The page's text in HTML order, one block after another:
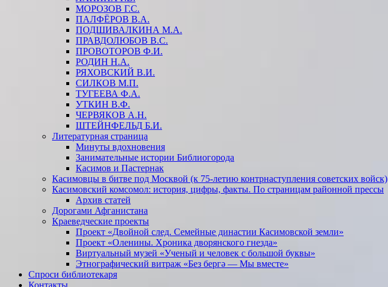
МОРОЗОВ Г.С.
ПАЛФЁРОВ В.А.
ПОДШИВАЛКИНА М.А.
ПРАВДОЛЮБОВ В.С.
ПРОВОТОРОВ Ф.И.
РОДИН Н.А.
РЯХОВСКИЙ В.И.
СИЛКОВ М.П.
ТУГЕЕВА Ф.А.
УТКИН В.Ф.
ЧЕРВЯКОВ А.Н.
ШТЕЙНФЕЛЬД Б.И.
Литературная страница
Минуты вдохновения
Занимательные истории Библиогорода
Касимов и Пастернак
Касимовцы в битве под Москвой (к 75-летию контрнаступления советских войск)
Касимовский комсомол: история, цифры, факты. По страницам районной прессы
Архив статей
Дорогами Афганистана
Краеведческие проекты
Проект «Двойной след. Семейные династии Касимовской земли»
Проект «Оленины. Хроника дворянского гнезда»
Виртуальный музей «Ученый и человек с большой буквы»
Этнографический витраж «Без бергə — Мы вместе»
Спроси библиотекаря
Контакты